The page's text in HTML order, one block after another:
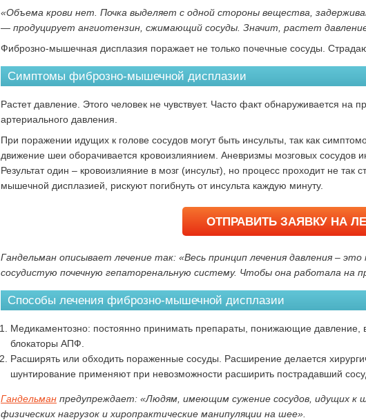
«Объема крови нет. Почка выделяет с одной стороны вещества,
— продуцирует ангиотензин, сжимающий сосуды. Значит, растет
Фиброзно-мышечная дисплазия поражает не только почечные сосуды.
Симптомы фиброзно-мышечной дисплазии
Растет давление. Этого человек не чувствует. Часто факт обнаруживается
артериального давления.
При поражении идущих к голове сосудов могут быть инсульты, так как
движение шеи оборачивается кровоизлиянием. Аневризмы мозговых сосудов
Результат один – кровоизлияние в мозг (инсульт), но процесс проходит не
мышечной дисплазией, рискуют погибнуть от инсульта каждую минуту.
ОТПРАВИТЬ ЗАЯВКУ НА
Гандельман описывает лечение так: «Весь принцип лечения давления –
сосудистую почечную гепаторенальную систему. Чтобы она работала на
Способы лечения фиброзно-мышечной дисплазии
Медикаментозно: постоянно принимать препараты, понижающие давление,
блокаторы АПФ.
Расширять или обходить пораженные сосуды. Расширение делается
шунтирование применяют при невозможности расширить пострадавший
Гандельман предупреждает: «Людям, имеющим сужение сосудов, идущих
физических нагрузок и хиропрактические манипуляции на шее».